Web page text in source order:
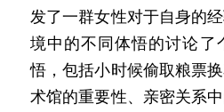
发了一群女性对于自身的
境中的不同体悟的讨论了
悟，包括小时候偷取粮票
术馆的重要性、亲密关系